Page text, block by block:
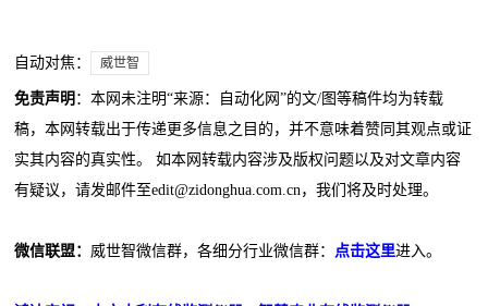
自动对焦： 威世智
免责声明 ：本网未注明“来源：自动化网”的文/图等稿件均为转载
稿，本网转载出于传递更多信息之目的，并不意味着赞同其观点或证
实其内容的真实性。 如本网转载内容涉及版权问题以及对文章内容
有疑议，请发邮件至edit@zidonghua.com.cn，我们将及时处理。
微信联盟： 威世智微信群，各细分行业微信群： 点击这里进入。